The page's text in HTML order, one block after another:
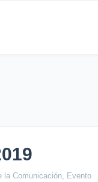
la Comunicación, Evento